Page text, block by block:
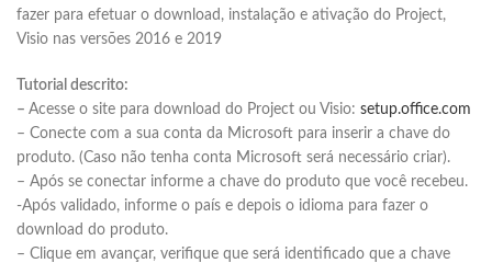
fazer para efetuar o download, instalação e ativação do Project,
Visio nas versões 2016 e 2019
Tutorial descrito:
– Acesse o site para download do Project ou Visio: setup.office.com
– Conecte com a sua conta da Microsoft para inserir a chave do
produto. (Caso não tenha conta Microsoft será necessário criar).
– Após se conectar informe a chave do produto que você recebeu.
-Após validado, informe o país e depois o idioma para fazer o
download do produto.
– Clique em avançar, verifique que será identificado que a chave